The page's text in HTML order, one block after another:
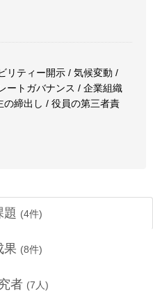
リティー開示 / 気候変動 /
ートガバナンス / 企業組織
締出し / 役員の第三者責
題 (4件)
果 (8件)
者 (7 人)